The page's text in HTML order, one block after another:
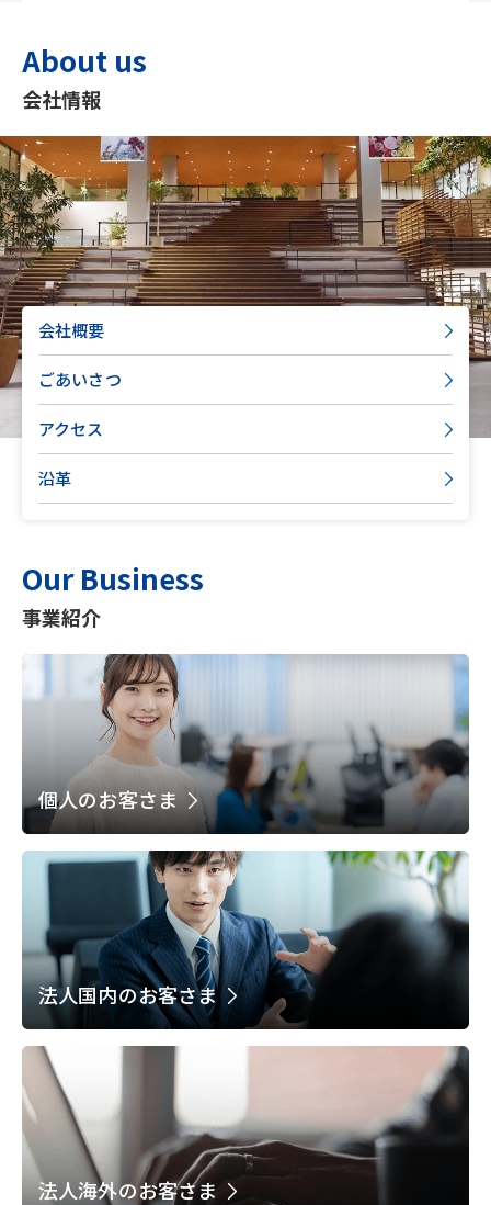
About us
会社情報
会社概要
ごあいさつ
アクセス
沿革
Our Business
事業紹介
個人のお客さま
法人国内のお客さま
法人海外のお客さま